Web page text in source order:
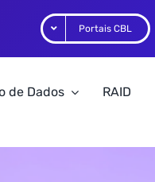
Portais CBL
de Dados RAID